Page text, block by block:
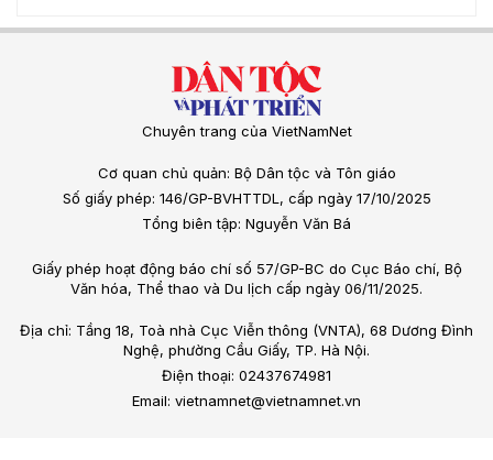
Chuyên trang của VietNamNet
Cơ quan chủ quản: Bộ Dân tộc và Tôn giáo
Số giấy phép: 146/GP-BVHTTDL, cấp ngày 17/10/2025
Tổng biên tập: Nguyễn Văn Bá
Giấy phép hoạt động báo chí số 57/GP-BC do Cục Báo chí, Bộ
Văn hóa, Thể thao và Du lịch cấp ngày 06/11/2025.
Địa chỉ: Tầng 18, Toà nhà Cục Viễn thông (VNTA), 68 Dương Đình
Nghệ, phường Cầu Giấy, TP. Hà Nội.
Điện thoại: 02437674981
Email: vietnamnet@vietnamnet.vn